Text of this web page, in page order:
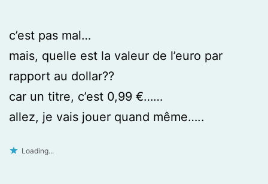
c’est pas mal…
mais, quelle est la valeur de l’euro par
rapport au dollar??
car un titre, c’est 0,99 €……
allez, je vais jouer quand même…..
Loading...